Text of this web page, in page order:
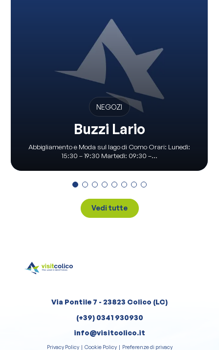
NEGOZI
Buzzi Lario
Abbigliamento e Moda sul lago di Como Orari: Lunedì:
15:30 – 19:30 Martedì: 09:30 –...
Vedi tutte
Via Pontile 7 - 23823 Colico (LC)
(+39) 0341 930930
info@visitcolico.it
Privacy Policy| Cookie Policy| Preferenze di privacy